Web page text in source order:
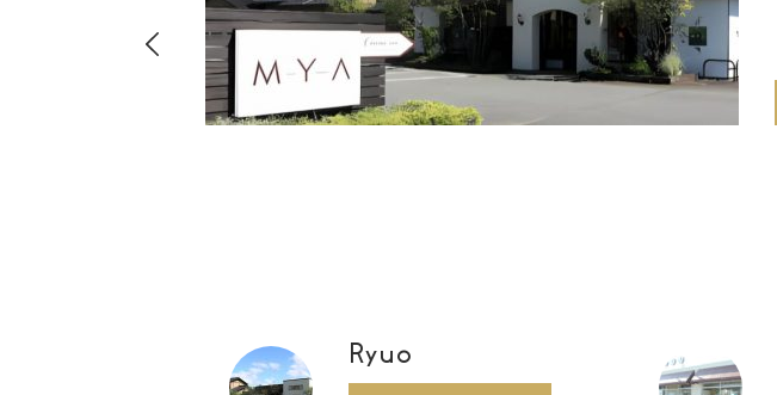
店舗
Ryuo